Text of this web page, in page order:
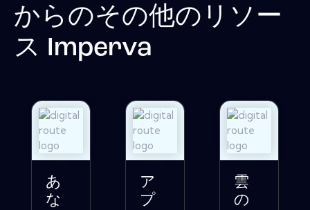
からのその他のリソー
ス Imperva
あ
な
ア
プ
雲
の